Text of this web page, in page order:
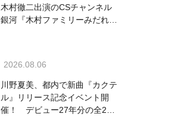
木村徹二出演のCSチャンネル
銀河『木村ファミリーみだれ旅
2026.08.06
川野夏美、都内で新曲『カクテ
ル』リリース記念イベント開
催！ デビュー27年分の全280